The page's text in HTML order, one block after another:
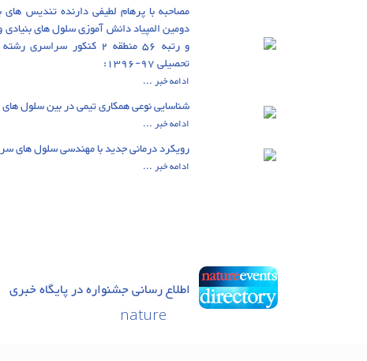
مصاحبه با پرهام لطیفی دارنده تندیس های
دومین المپیاد دانش آموزی سلول های
و رتبه 56 منطقه 2 کنکور
تحصیلی 97-1396:
ادامه خبر ...
شناسایی نوعی همکاری تیمی در بین سلول
ادامه خبر ...
رویکرد درمانی جدید با مهندسی سلول های
ادامه خبر ...
اطلاع رسانی جشنواره در پایگاه خبری
nature